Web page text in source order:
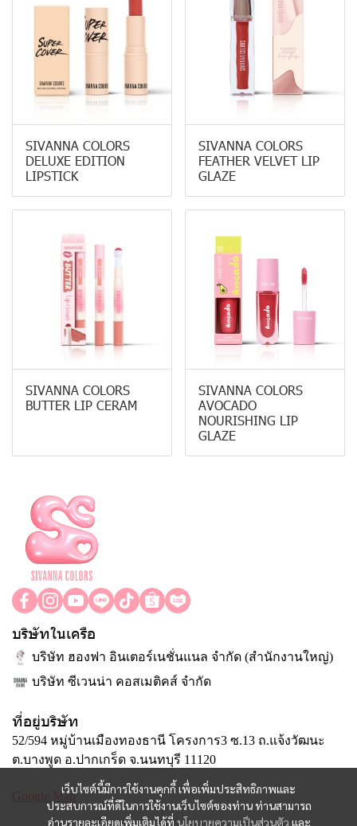
SIVANNA COLORS
DELUXE EDITION
LIPSTICK
SIVANNA COLORS
FEATHER VELVET LIP
GLAZE
SIVANNA COLORS
BUTTER LIP CERAM
SIVANNA COLORS
AVOCADO
NOURISHING LIP
GLAZE
เว็บไซต์นี้มีการใช้งานคุกกี้ เพื่อเพิ่มประสิทธิภาพและ
ประสบการณ์ที่ดีในการใช้งานเว็บไซต์ของท่าน ท่านสามารถ
อ่านรายละเอียดเพิ่มเติมได้ที่ นโยบายความเป็นส่วนตัว และ
บริษัทในเครือ
บริษัท ฮองฟา อินเตอร์เนชั่นแนล จำกัด (สำนักงานใหญ่)
บริษัท ซีเวนน่า คอสเมติคส์ จำกัด
ที่อยู่บริษัท
52/594 หมู่บ้านเมืองทองธานี โครงการ3 ซ.13 ถ.แจ้งวัฒนะ
ต.บางพูด อ.ปากเกร็ด จ.นนทบุรี 11120
Google Map